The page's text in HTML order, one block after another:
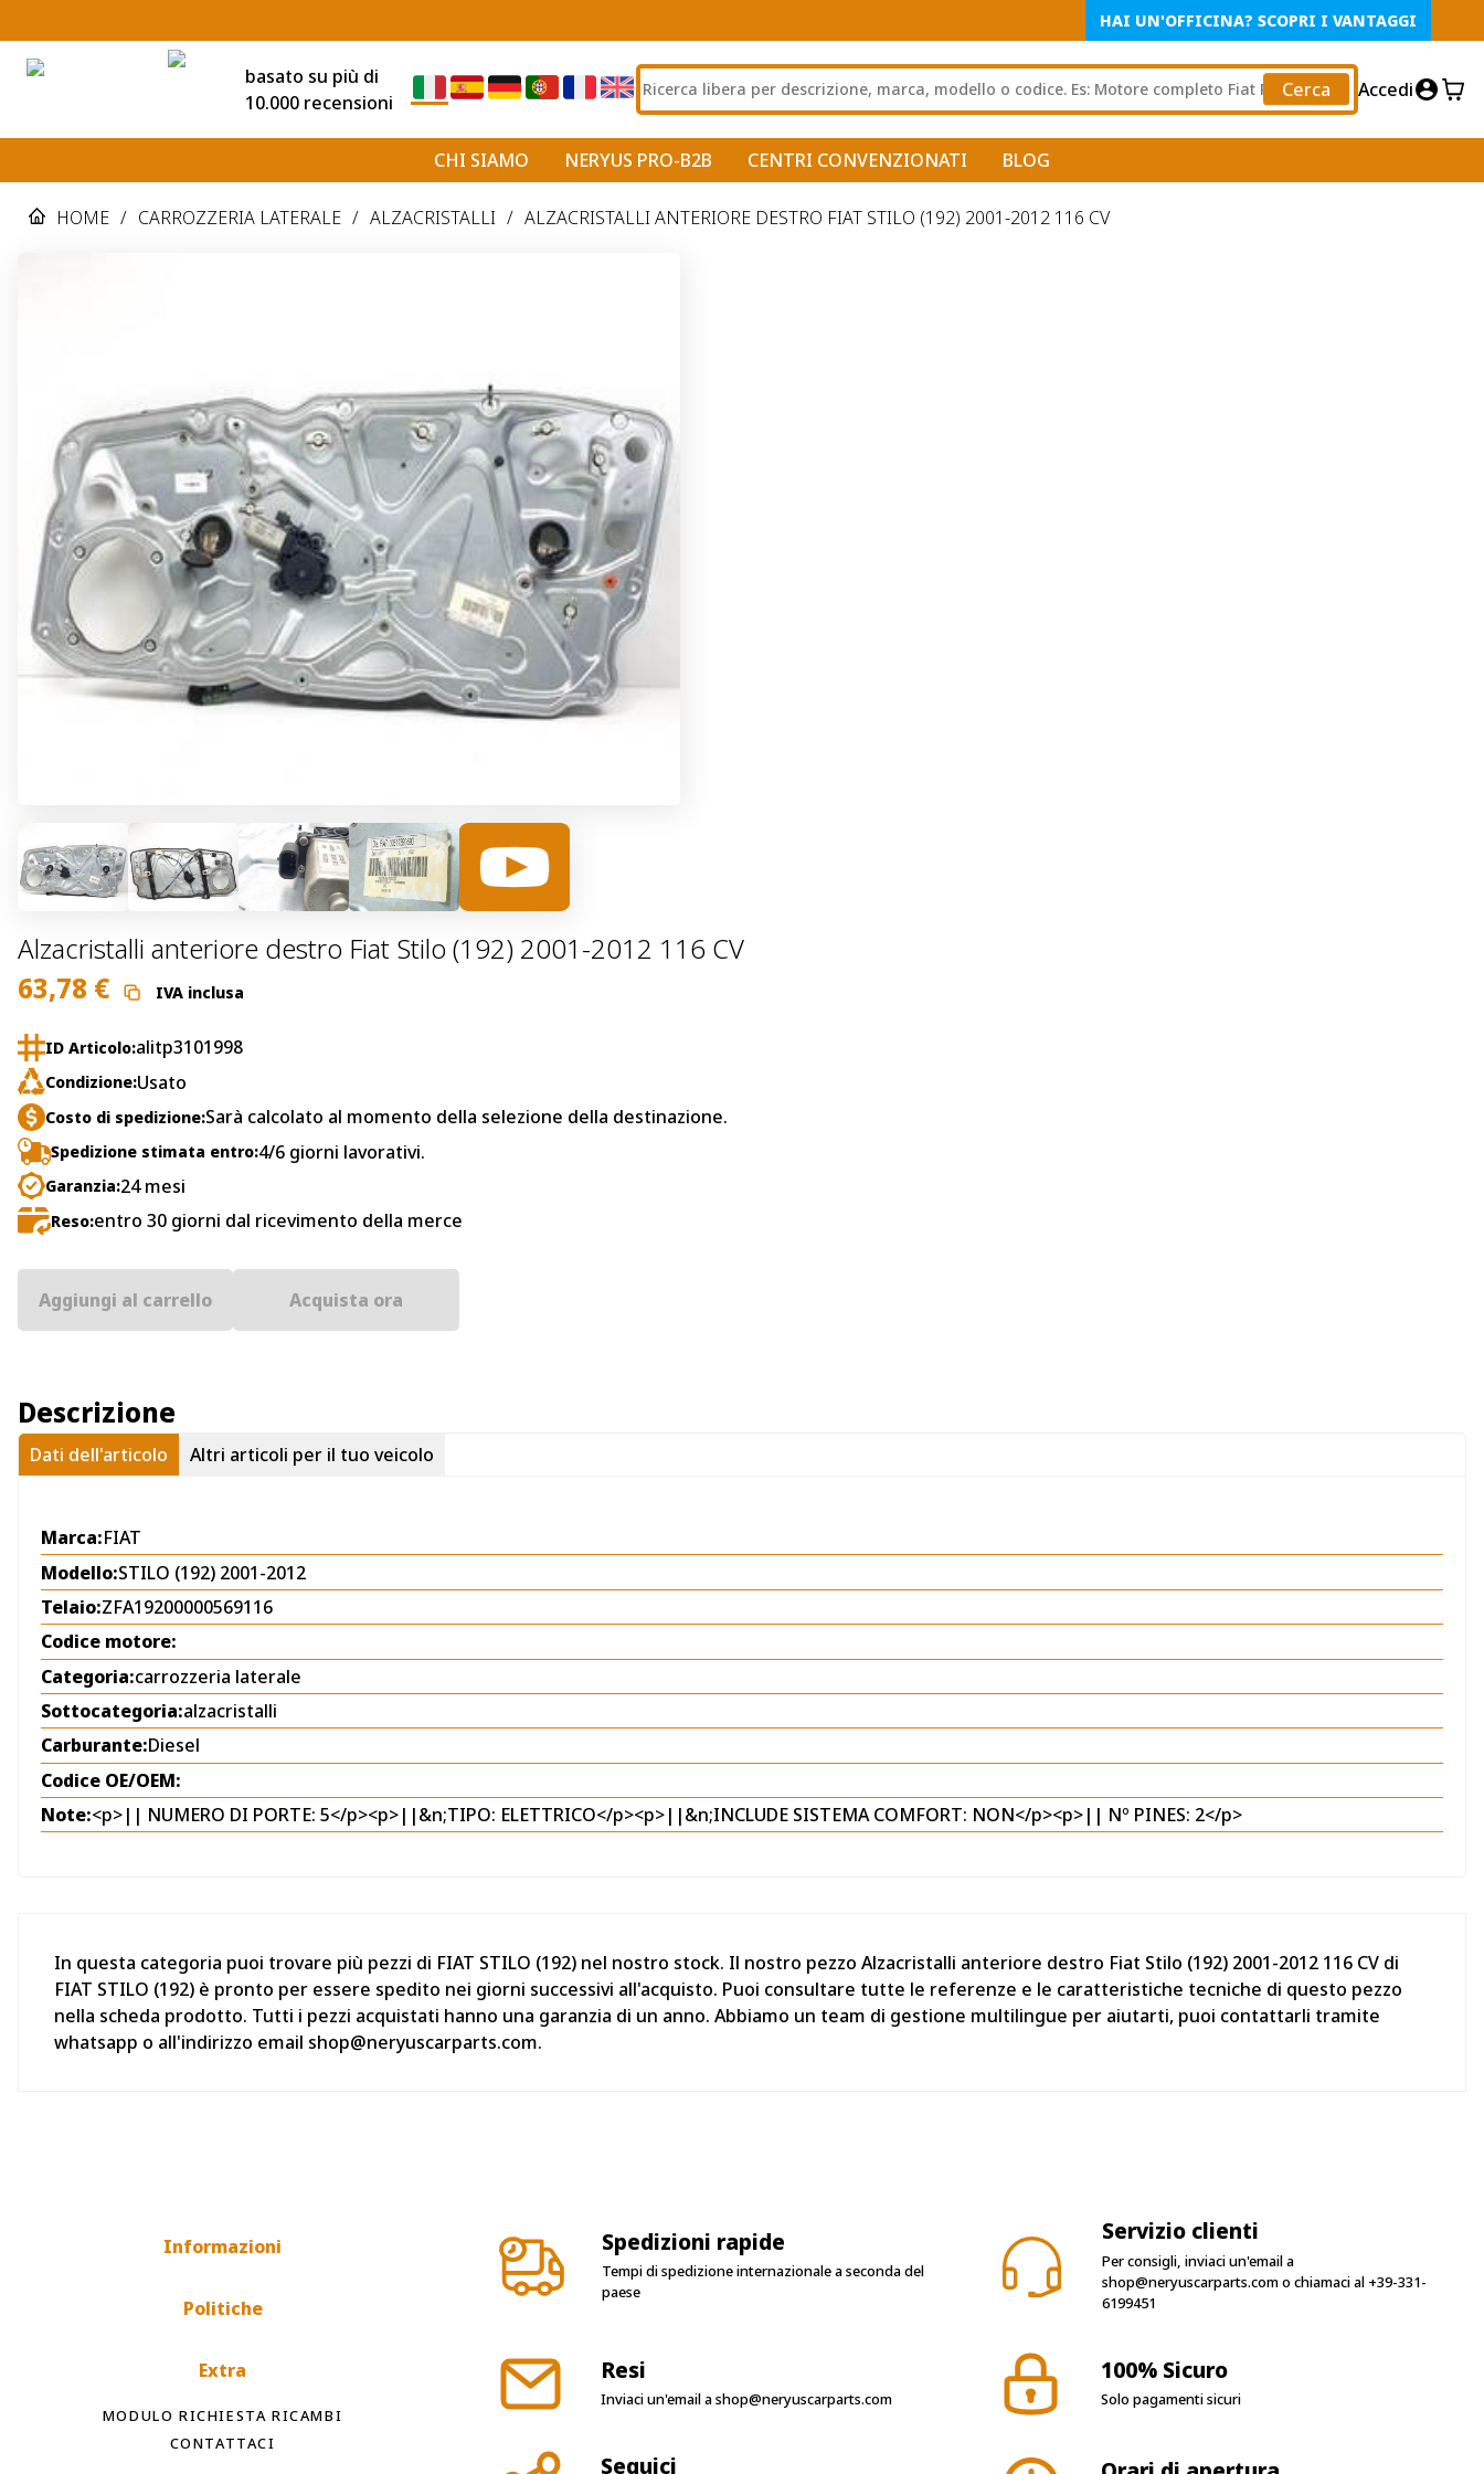
HAI UN'OFFICINA? SCOPRI I VANTAGGI
basato su più di
10.000 recensioni
Cerca Accedi
CHI SIAMO NERYUS PRO-B2B CENTRI CONVENZIONATI BLOG
HOME / CARROZZERIA LATERALE / ALZACRISTALLI / ALZACRISTALLI ANTERIORE DESTRO FIAT STILO (192) 2001-2012 116 CV
Alzacristalli anteriore destro Fiat Stilo (192) 2001-2012 116 CV
63,78 € IVA inclusa
ID Articolo:alitp3101998
Condizione:Usato
Costo di spedizione:Sarà calcolato al momento della selezione della destinazione.
Spedizione stimata entro:4/6 giorni lavorativi.
Garanzia:24 mesi
Reso:entro 30 giorni dal ricevimento della merce
Aggiungi al carrello Acquista ora
Descrizione
Dati dell'articolo Altri articoli per il tuo veicolo
Marca:FIAT
Modello:STILO (192) 2001-2012
Telaio:ZFA19200000569116
Codice motore:
Categoria:carrozzeria laterale
Sottocategoria:alzacristalli
Carburante:Diesel
Codice OE/OEM:
Note:<p>|| NUMERO DI PORTE: 5</p><p>||&n;TIPO: ELETTRICO</p><p>||&n;INCLUDE SISTEMA COMFORT: NON</p><p>|| Nº PINES: 2</p>
In questa categoria puoi trovare più pezzi di FIAT STILO (192) nel nostro stock. Il nostro pezzo Alzacristalli anteriore destro Fiat Stilo (192) 2001-2012 116 CV di
FIAT STILO (192) è pronto per essere spedito nei giorni successivi all'acquisto. Puoi consultare tutte le referenze e le caratteristiche tecniche di questo pezzo
nella scheda prodotto. Tutti i pezzi acquistati hanno una garanzia di un anno. Abbiamo un team di gestione multilingue per aiutarti, puoi contattarli tramite
whatsapp o all'indirizzo email shop@neryuscarparts.com.
Informazioni
Politiche
Extra
MODULO RICHIESTA RICAMBI
CONTATTACI
Spedizioni rapide
Tempi di spedizione internazionale a seconda del
paese
Servizio clienti
Per consigli, inviaci un'email a
shop@neryuscarparts.como chiamaci al +39-331-
6199451
Resi
Inviaci un'email ashop@neryuscarparts.com
100% Sicuro
Solo pagamenti sicuri
Seguici